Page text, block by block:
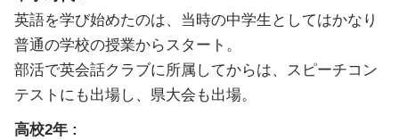
英語を学び始めたのは、当時の中学生としてはかなり
普通の学校の授業からスタート。
部活で英会話クラブに所属してからは、スピーチコン
テストにも出場し、県大会も出場。
高校2年 :